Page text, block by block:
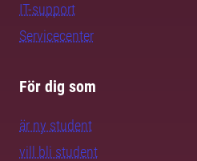
IT-support
Servicecenter
För dig som
är ny student
vill bli student